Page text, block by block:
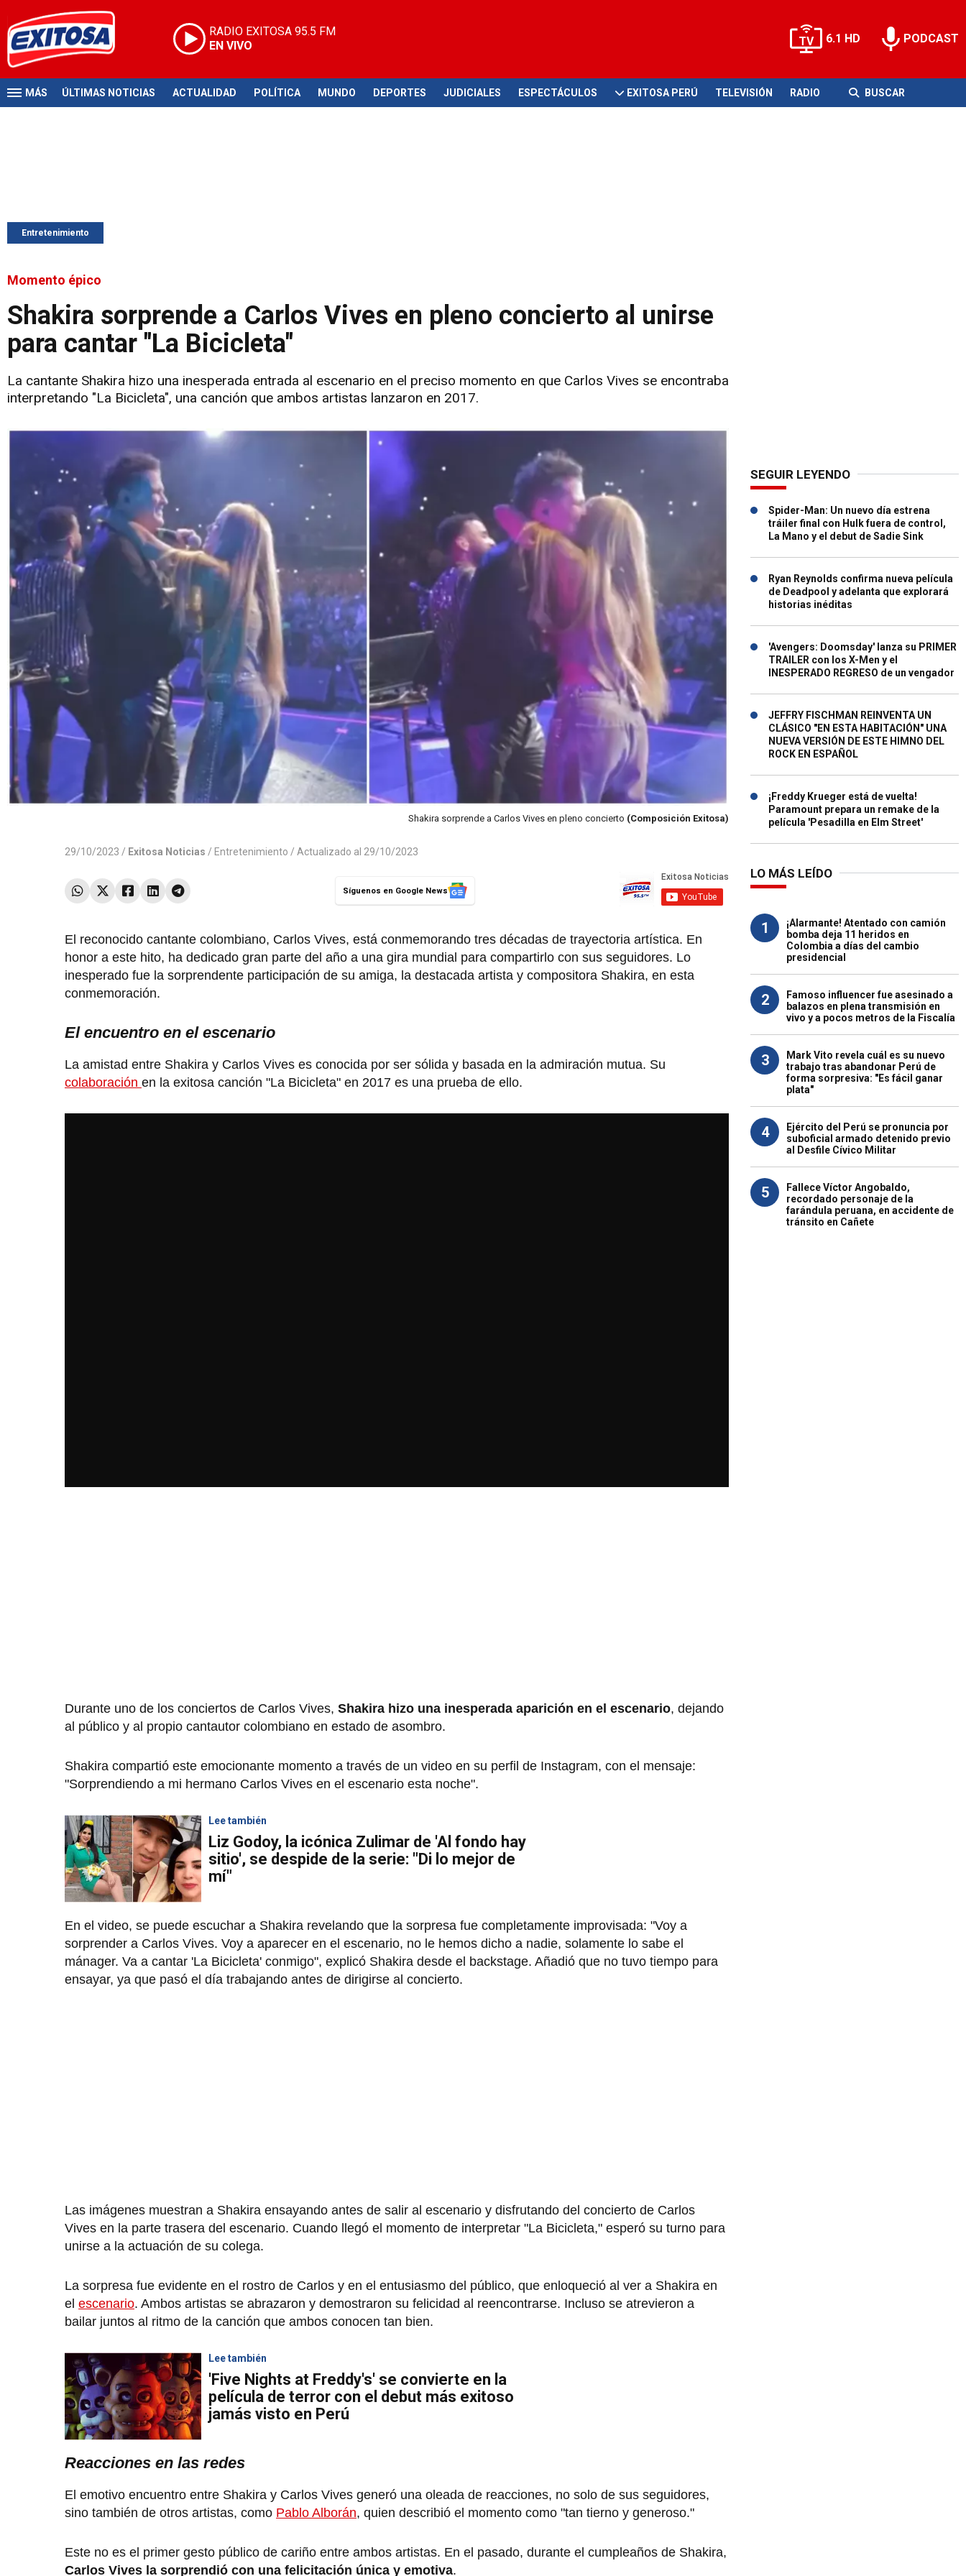
RADIO EXITOSA 95.5 FM
EN VIVO
6.1 HD PODCAST
MÁS ÚLTIMAS NOTICIAS ACTUALIDAD POLÍTICA MUNDO DEPORTES JUDICIALES ESPECTÁCULOS EXITOSA PERÚ TELEVISIÓN RADIO BUSCAR
Entretenimiento
Momento épico
Shakira sorprende a Carlos Vives en pleno concierto al unirse
para cantar "La Bicicleta"
La cantante Shakira hizo una inesperada entrada al escenario en el preciso momento en que Carlos Vives se encontraba
interpretando "La Bicicleta", una canción que ambos artistas lanzaron en 2017.
Shakira sorprende a Carlos Vives en pleno concierto (Composición Exitosa)
29/10/2023 / Exitosa Noticias / Entretenimiento / Actualizado al 29/10/2023
Síguenos en Google News
El reconocido cantante colombiano, Carlos Vives, está conmemorando tres décadas de trayectoria artística. En
honor a este hito, ha dedicado gran parte del año a una gira mundial para compartirlo con sus seguidores. Lo
inesperado fue la sorprendente participación de su amiga, la destacada artista y compositora Shakira, en esta
conmemoración.
El encuentro en el escenario
La amistad entre Shakira y Carlos Vives es conocida por ser sólida y basada en la admiración mutua. Su
colaboración en la exitosa canción "La Bicicleta" en 2017 es una prueba de ello.
Durante uno de los conciertos de Carlos Vives, Shakira hizo una inesperada aparición en el escenario, dejando
al público y al propio cantautor colombiano en estado de asombro.
Shakira compartió este emocionante momento a través de un video en su perfil de Instagram, con el mensaje:
"Sorprendiendo a mi hermano Carlos Vives en el escenario esta noche".
Lee también
Liz Godoy, la icónica Zulimar de 'Al fondo hay
sitio', se despide de la serie: "Di lo mejor de
mí"
En el video, se puede escuchar a Shakira revelando que la sorpresa fue completamente improvisada: "Voy a
sorprender a Carlos Vives. Voy a aparecer en el escenario, no le hemos dicho a nadie, solamente lo sabe el
mánager. Va a cantar 'La Bicicleta' conmigo", explicó Shakira desde el backstage. Añadió que no tuvo tiempo para
ensayar, ya que pasó el día trabajando antes de dirigirse al concierto.
Las imágenes muestran a Shakira ensayando antes de salir al escenario y disfrutando del concierto de Carlos
Vives en la parte trasera del escenario. Cuando llegó el momento de interpretar "La Bicicleta," esperó su turno para
unirse a la actuación de su colega.
La sorpresa fue evidente en el rostro de Carlos y en el entusiasmo del público, que enloqueció al ver a Shakira en
el escenario. Ambos artistas se abrazaron y demostraron su felicidad al reencontrarse. Incluso se atrevieron a
bailar juntos al ritmo de la canción que ambos conocen tan bien.
Lee también
'Five Nights at Freddy's' se convierte en la
película de terror con el debut más exitoso
jamás visto en Perú
Reacciones en las redes
El emotivo encuentro entre Shakira y Carlos Vives generó una oleada de reacciones, no solo de sus seguidores,
sino también de otros artistas, como Pablo Alborán, quien describió el momento como "tan tierno y generoso."
Este no es el primer gesto público de cariño entre ambos artistas. En el pasado, durante el cumpleaños de Shakira,
Carlos Vives la sorprendió con una felicitación única y emotiva.
SEGUIR LEYENDO
Spider-Man: Un nuevo día estrena
tráiler final con Hulk fuera de control,
La Mano y el debut de Sadie Sink
Ryan Reynolds confirma nueva película
de Deadpool y adelanta que explorará
historias inéditas
'Avengers: Doomsday' lanza su PRIMER
TRAILER con los X-Men y el
INESPERADO REGRESO de un vengador
JEFFRY FISCHMAN REINVENTA UN
CLÁSICO "EN ESTA HABITACIÓN" UNA
NUEVA VERSIÓN DE ESTE HIMNO DEL
ROCK EN ESPAÑOL
¡Freddy Krueger está de vuelta!
Paramount prepara un remake de la
película 'Pesadilla en Elm Street'
LO MÁS LEÍDO
1
¡Alarmante! Atentado con camión
bomba deja 11 heridos en
Colombia a días del cambio
presidencial
2
Famoso influencer fue asesinado a
balazos en plena transmisión en
vivo y a pocos metros de la Fiscalía
3
Mark Vito revela cuál es su nuevo
trabajo tras abandonar Perú de
forma sorpresiva: "Es fácil ganar
plata"
4
Ejército del Perú se pronuncia por
suboficial armado detenido previo
al Desfile Cívico Militar
5
Fallece Víctor Angobaldo,
recordado personaje de la
farándula peruana, en accidente de
tránsito en Cañete